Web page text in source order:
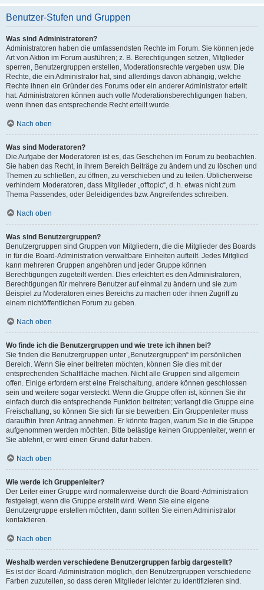
Benutzer-Stufen und Gruppen
Was sind Administratoren?
Administratoren haben die umfassendsten Rechte im Forum. Sie können jede
Art von Aktion im Forum ausführen; z. B. Berechtigungen setzen, Mitglieder
sperren, Benutzergruppen erstellen, Moderationsrechte vergeben usw. Die
Rechte, die ein Administrator hat, sind allerdings davon abhängig, welche
Rechte ihnen ein Gründer des Forums oder ein anderer Administrator erteilt
hat. Administratoren können auch volle Moderationsberechtigungen haben,
wenn ihnen das entsprechende Recht erteilt wurde.
Nach oben
Was sind Moderatoren?
Die Aufgabe der Moderatoren ist es, das Geschehen im Forum zu beobachten.
Sie haben das Recht, in ihrem Bereich Beiträge zu ändern und zu löschen und
Themen zu schließen, zu öffnen, zu verschieben und zu teilen. Üblicherweise
verhindern Moderatoren, dass Mitglieder „offtopic“, d. h. etwas nicht zum
Thema Passendes, oder Beleidigendes bzw. Angreifendes schreiben.
Nach oben
Was sind Benutzergruppen?
Benutzergruppen sind Gruppen von Mitgliedern, die die Mitglieder des Boards
in für die Board-Administration verwaltbare Einheiten aufteilt. Jedes Mitglied
kann mehreren Gruppen angehören und jeder Gruppe können
Berechtigungen zugeteilt werden. Dies erleichtert es den Administratoren,
Berechtigungen für mehrere Benutzer auf einmal zu ändern und sie zum
Beispiel zu Moderatoren eines Bereichs zu machen oder ihnen Zugriff zu
einem nichtöffentlichen Forum zu geben.
Nach oben
Wo finde ich die Benutzergruppen und wie trete ich ihnen bei?
Sie finden die Benutzergruppen unter „Benutzergruppen“ im persönlichen
Bereich. Wenn Sie einer beitreten möchten, können Sie dies mit der
entsprechenden Schaltfläche machen. Nicht alle Gruppen sind allgemein
offen. Einige erfordern erst eine Freischaltung, andere können geschlossen
sein und weitere sogar versteckt. Wenn die Gruppe offen ist, können Sie ihr
einfach durch die entsprechende Funktion beitreten; verlangt die Gruppe eine
Freischaltung, so können Sie sich für sie bewerben. Ein Gruppenleiter muss
daraufhin Ihren Antrag annehmen. Er könnte fragen, warum Sie in die Gruppe
aufgenommen werden möchten. Bitte belästige keinen Gruppenleiter, wenn er
Sie ablehnt, er wird einen Grund dafür haben.
Nach oben
Wie werde ich Gruppenleiter?
Der Leiter einer Gruppe wird normalerweise durch die Board-Administration
festgelegt, wenn die Gruppe erstellt wird. Wenn Sie eine eigene
Benutzergruppe erstellen möchten, dann sollten Sie einen Administrator
kontaktieren.
Nach oben
Weshalb werden verschiedene Benutzergruppen farbig dargestellt?
Es ist der Board-Administration möglich, den Benutzergruppen verschiedene
Farben zuzuteilen, so dass deren Mitglieder leichter zu identifizieren sind.